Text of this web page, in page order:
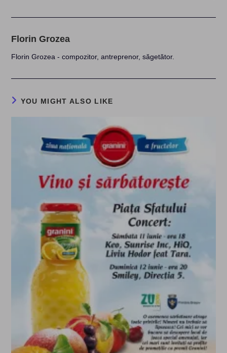
Florin Grozea
Florin Grozea - compozitor, antreprenor, săgetător.
YOU MIGHT ALSO LIKE